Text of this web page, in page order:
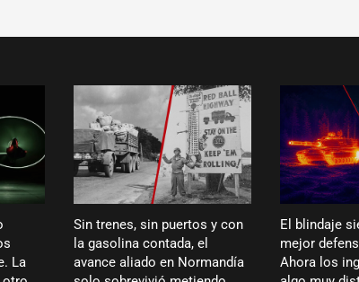
La
Sin trenes, sin puertos y con
la gasolina contada, el
avance aliado en Normandía
El blindaje
mejor
Ahora los